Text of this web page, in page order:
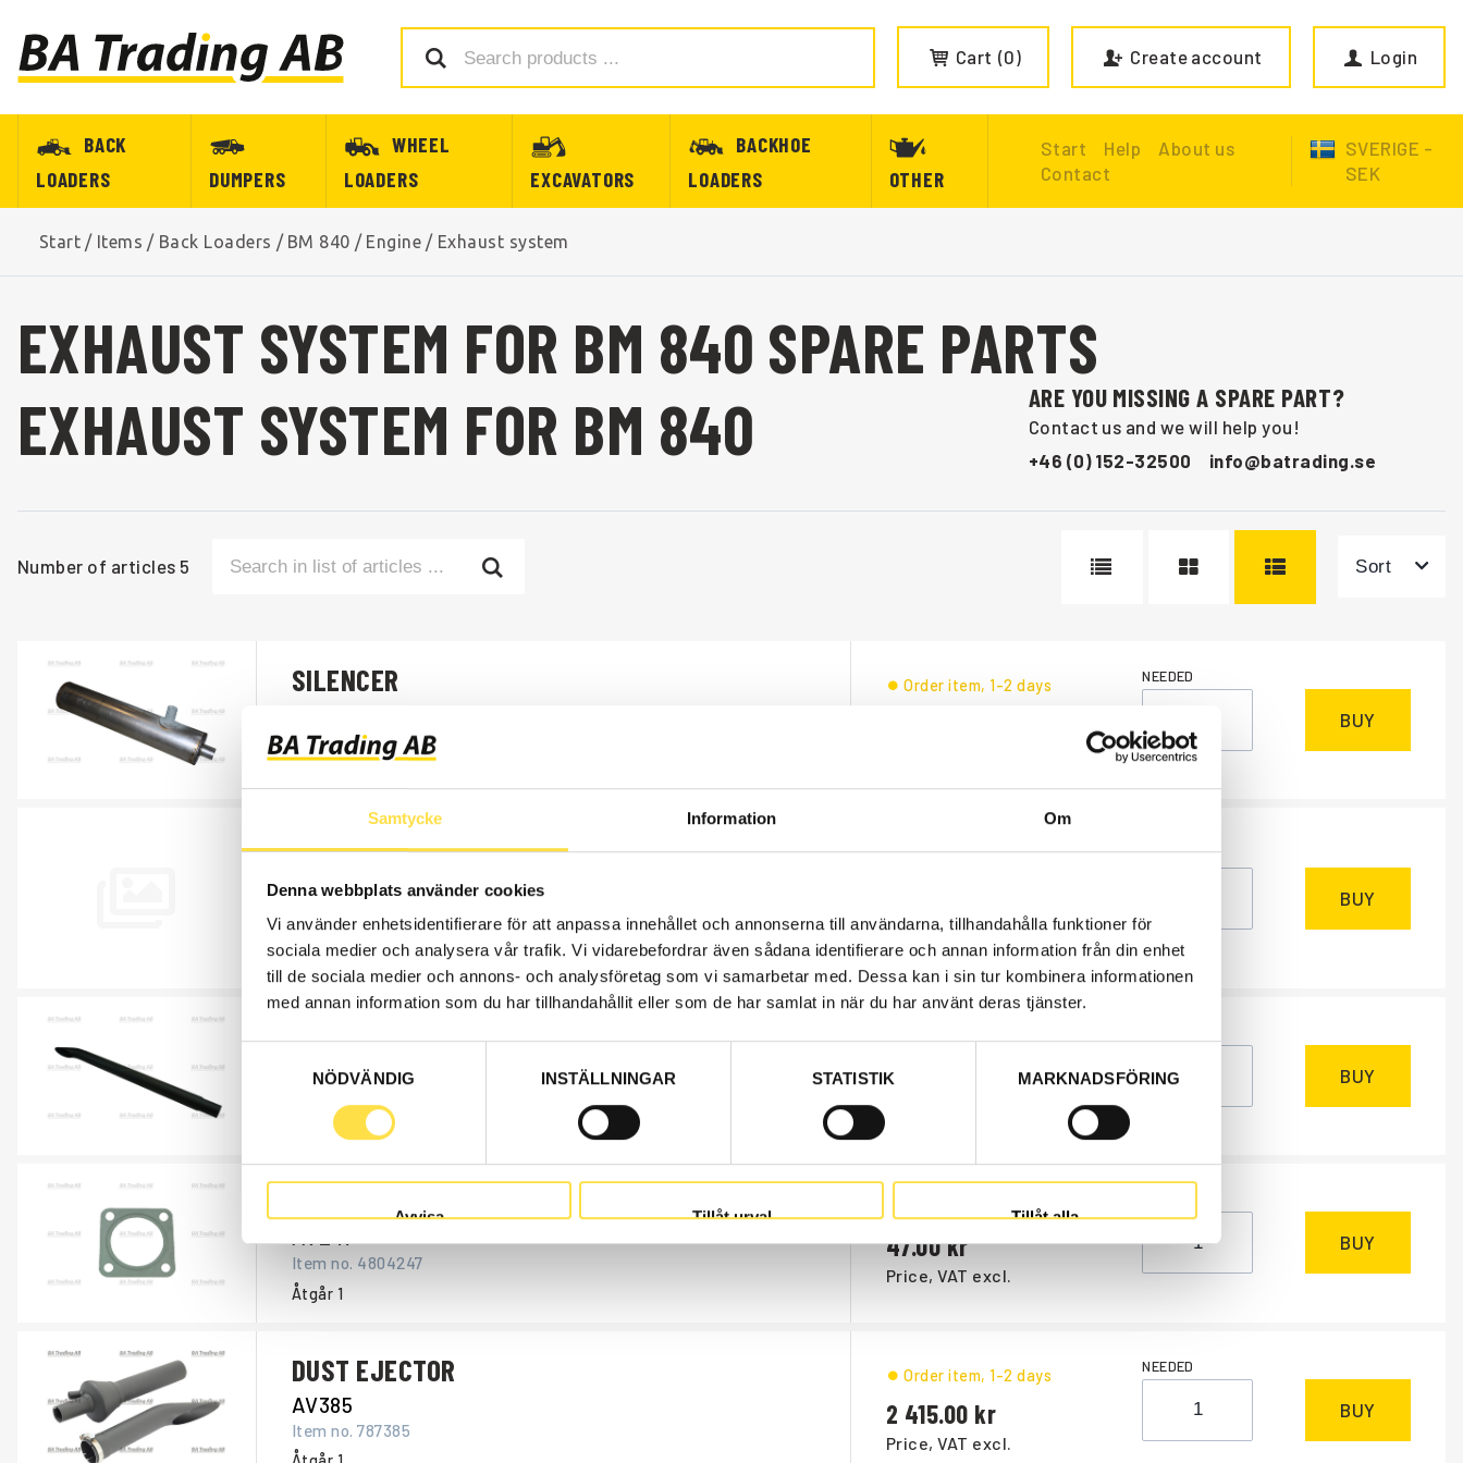
Samtycke Information Om
Denna webbplats använder cookies
Vi använder enhetsidentifierare för att anpassa innehållet och annonserna till användarna, tillhandahålla funktioner för
sociala medier och analysera vår trafik. Vi vidarebefordrar även sådana identifierare och annan information från din enhet
till de sociala medier och annons- och analysföretag som vi samarbetar med. Dessa kan i sin tur kombinera informationen
med annan information som du har tillhandahållit eller som de har samlat in när du har använt deras tjänster.
NÖDVÄNDIG
INSTÄLLNINGAR STATISTIK MARKNADSFÖRING
Avvisa Tillåt urval Tillåt alla
Cart 0 Create account Login
BACK
LOADERS
DUMPERS
WHEEL
LOADERS
EXCAVATORS
BACKHOE
LOADERS
OTHER
Start Help
About us
Contact
SVERIGE -
SEK
Start / Items / Back Loaders / BM 840 / Engine / Exhaust system
EXHAUST SYSTEM FOR BM 840 SPARE PARTS
EXHAUST SYSTEM FOR BM 840
ARE YOU MISSING A SPARE PART?
Contact us and we will help you!
+46 (0) 152-32500
info@batrading.se
Number of articles 5 Sort
SILENCER
Item no.4747298
Order item, 1-2 days NEEDED
BUY
SILENCER
AV730
Standing.
Åtgår1
Price, VAT excl.
NEEDED
BUY
END PIPE
AV299
Åtgår
752.00
Order item, 1-2 days
BUY
GASKET, SHEET METAL
AV247
Item no. 4804247
Åtgår 1
Price, VAT excl.
47.00 BUY
DUST EJECTOR
AV385
Item no.787385
Price, VAT excl.
2 415.00
Order item, 1-2 days NEEDED
BUY